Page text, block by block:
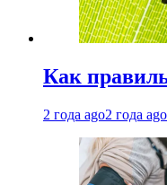
Как
2 года ago2 года ago